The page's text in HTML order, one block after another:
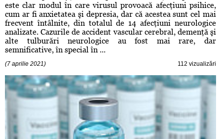
este clar modul în care virusul provoacă afecţiuni psihice,
cum ar fi anxietatea şi depresia, dar că acestea sunt cel mai
frecvent întâlnite, din totalul de 14 afecţiuni neurologice
analizate. Cazurile de accident vascular cerebral, demenţă şi
alte tulburări neurologice au fost mai rare, dar
semnificative, în special în ...
(7 aprilie 2021) 112 vizualizări